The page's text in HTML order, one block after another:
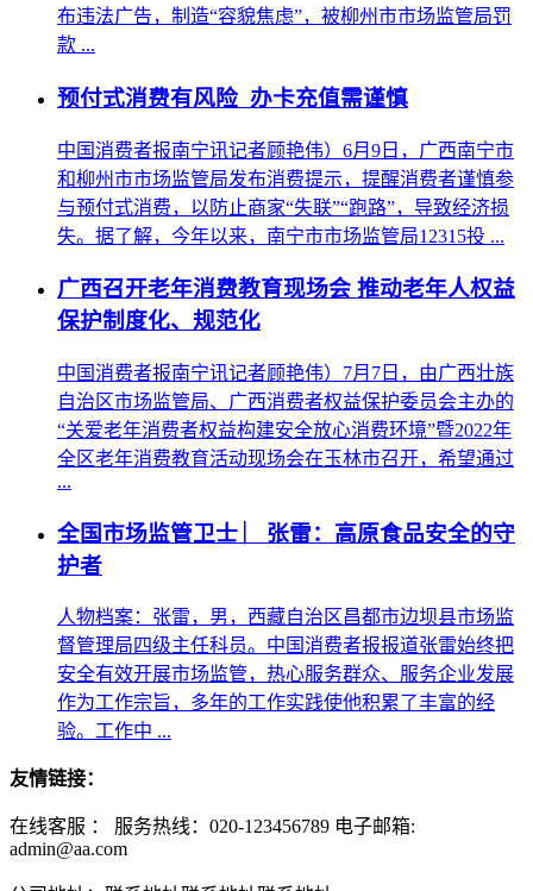
布违法广告，制造“容貌焦虑”，被柳州市市场监管局罚
款 ...
预付式消费有风险 办卡充值需谨慎
中国消费者报南宁讯记者顾艳伟）6月9日，广西南宁市
和柳州市市场监管局发布消费提示，提醒消费者谨慎参
与预付式消费，以防止商家“失联”“跑路”，导致经济损
失。据了解，今年以来，南宁市市场监管局12315投 ...
广西召开老年消费教育现场会 推动老年人权益
保护制度化、规范化
中国消费者报南宁讯记者顾艳伟）7月7日，由广西壮族
自治区市场监管局、广西消费者权益保护委员会主办的
“关爱老年消费者权益构建安全放心消费环境”暨2022年
全区老年消费教育活动现场会在玉林市召开，希望通过
...
全国市场监管卫士 ︳张雷：高原食品安全的守
护者
人物档案：张雷，男，西藏自治区昌都市边坝县市场监
督管理局四级主任科员。中国消费者报报道张雷始终把
安全有效开展市场监管，热心服务群众、服务企业发展
作为工作宗旨，多年的工作实践使他积累了丰富的经
验。工作中 ...
友情链接：
在线客服 ：
服务热线：020-123456789 电子邮箱:
admin@aa.com